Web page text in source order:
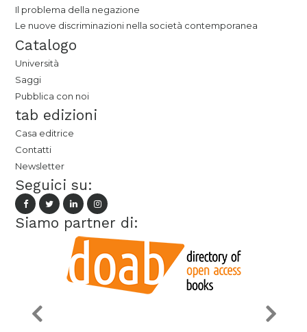
Il problema della negazione
Le nuove discriminazioni nella società contemporanea
Catalogo
Università
Saggi
Pubblica con noi
tab edizioni
Casa editrice
Contatti
Newsletter
Seguici su:
Siamo partner di: